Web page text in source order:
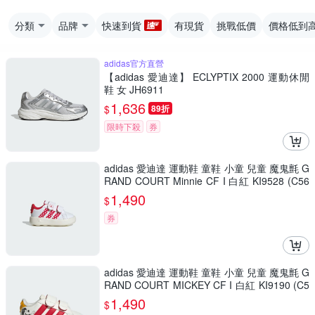
分類 品牌 快速到貨 有現貨 挑戰低價 價格低到
adidas官方直營
【adidas 愛迪達】 ECLYPTIX 2000 運動休閒
鞋 女 JH6911
$1,636 89折
限時下殺 券
adidas 愛迪達 運動鞋 童鞋 小童 兒童 魔鬼氈 G
RAND COURT Minnie CF I 白紅 KI9528 (C56
08)
$1,490
券
adidas 愛迪達 運動鞋 童鞋 小童 兒童 魔鬼氈 G
RAND COURT MICKEY CF I 白紅 KI9190 (C5
607)
$1,490